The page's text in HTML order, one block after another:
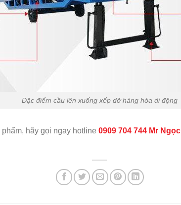
Đặc điểm cầu lên xuống xếp dỡ hàng hóa di động
hãy gọi ngay hotline 0909 704 744 Mr Ngọc